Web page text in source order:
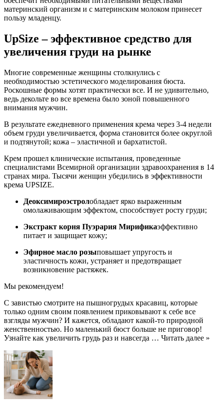
материнский организм и с материнским молоком принесет
пользу младенцу.
UpSize – эффективное средство для
увеличения груди на рынке
Многие современные женщины столкнулись с
необходимостью эстетического моделирования бюста.
Роскошные формы хотят практически все. И не удивительно,
ведь декольте во все времена было зоной повышенного
внимания мужчин.
В результате ежедневного применения крема через 3-4 недели
объем груди увеличивается, форма становится более округлой
и подтянутой; кожа – эластичной и бархатистой.
Крем прошел клинические испытания, проведенные
специалистами Всемирной организации здравоохранения в 14
странах мира. Тысячи женщин убедились в эффективности
крема UPSIZE.
Деоксимироэстролобладает ярко выраженным
омолаживающим эффектом, способствует росту груди;
Экстракт корня Пуэрария Мирификаэффективно
питает и защищает кожу;
Эфирное масло розыповышает упругость и
эластичность кожи, устраняет и предотвращает
возникновение растяжек.
Мы рекомендуем!
С завистью смотрите на пышногрудых красавиц, которые
только одним своим появлением приковывают к себе все
взгляды мужчин? И кажется, обладают какой-то природной
женственностью. Но маленький бюст больше не приговор!
Узнайте как увеличить грудь раз и навсегда … Читать далее »